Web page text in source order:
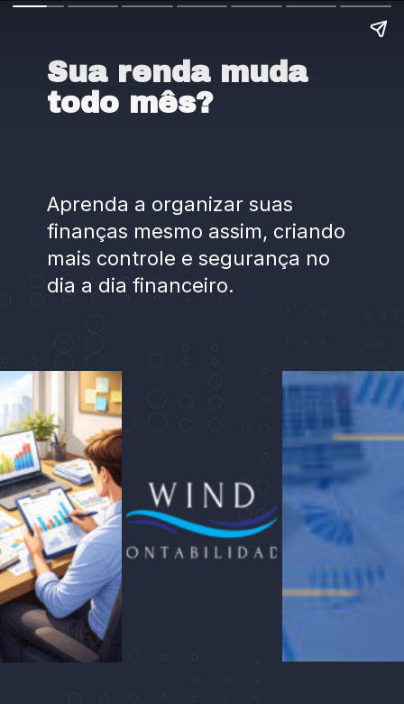
Sua renda muda
todo mês?
Aprenda a organizar suas
finanças mesmo assim, criando
mais controle e segurança no
dia a dia financeiro.